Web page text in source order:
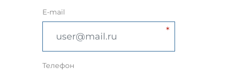
E-mail
Телефон